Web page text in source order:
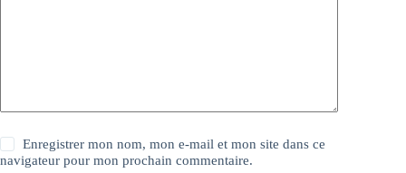
Enregistrer mon nom, mon e-mail et mon site dans ce
navigateur pour mon prochain commentaire.